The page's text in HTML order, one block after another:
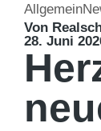
Allgemein
Von
28. Juni